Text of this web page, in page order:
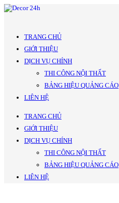
TRANG CHỦ
GIỚI THIỆU
DỊCH VỤ CHÍNH
THI CÔNG NỘI THẤT
BẢNG HIỆU QUẢNG CÁO
LIÊN HỆ
TRANG CHỦ
GIỚI THIỆU
DỊCH VỤ CHÍNH
THI CÔNG NỘI THẤT
BẢNG HIỆU QUẢNG CÁO
LIÊN HỆ